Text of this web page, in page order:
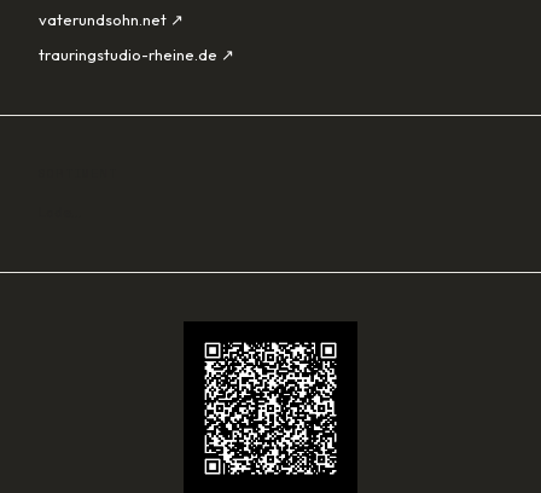
vaterundsohn.net ↗
trauringstudio-rheine.de ↗